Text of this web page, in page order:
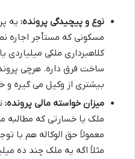
نوع و پیچیدگی پرونده: یه
مسکونی که مستأجر اجاره
کلاهبرداری ملکی
ساخت فرق داره. هرچی
بیشتری از وکیل می گیره
میزان خواسته مالی پرونده:
ملک یا خسارتی که مطالبه
معمولاً حق الوکاله هم با
مثلاً اگه یه ملک چند ده